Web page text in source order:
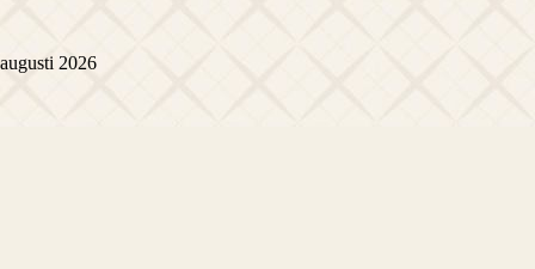
augusti 2026